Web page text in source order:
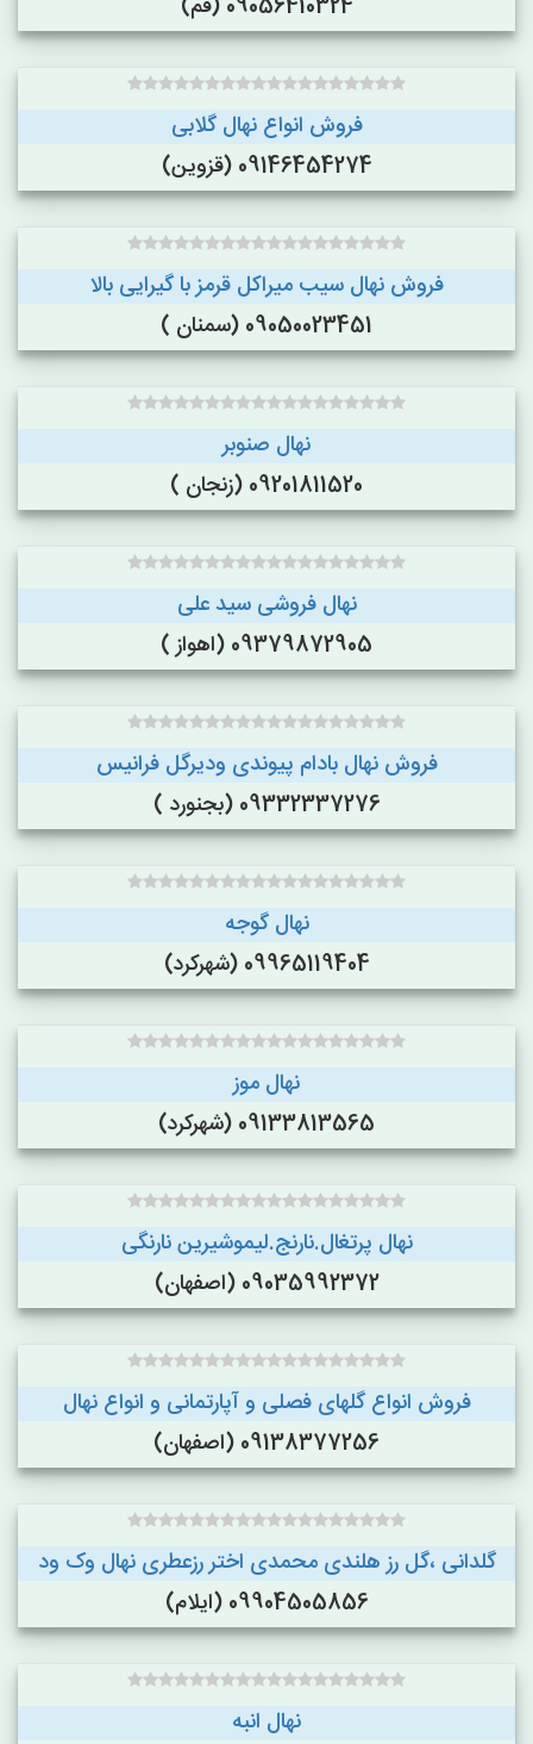
09056410324 (قم)
فروش انواع نهال گلابی
09146454274 (قزوین)
فروش نهال سیب میراکل قرمز با گیرایی بالا
09050023451 (سمنان )
نهال صنوبر
09201811520 (زنجان )
نهال فروشی سید علی
09379872905 (اهواز )
فروش نهال بادام پیوندی ودیرگل فرانیس
09332337276 (بجنورد )
نهال گوجه
09965119404 (شهرکرد)
نهال موز
09133813565 (شهرکرد)
نهال پرتغال.نارنج.لیموشیرین نارنگی
09035992372 (اصفهان)
فروش انواع گلهای فصلی و آپارتمانی و انواع نهال
09138377256 (اصفهان)
گلدانی ،گل رز هلندی محمدی اختر رزعطری نهال وک ود
09904505856 (ایلام)
نهال انبه